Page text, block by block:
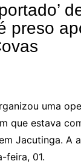
preso
uma
que estava
Jacutinga. A
feira, 01.